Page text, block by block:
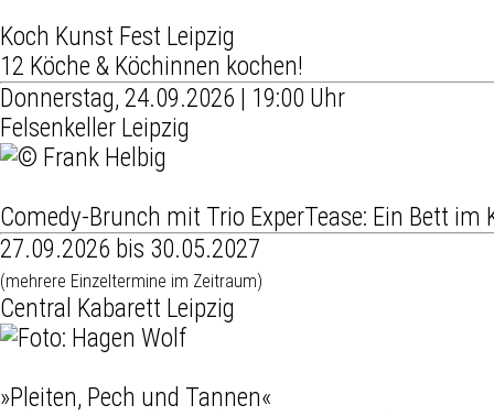
Koch Kunst Fest Leipzig
12 Köche & Köchinnen kochen!
Donnerstag, 24.09.2026 | 19:00 Uhr
Felsenkeller Leipzig
Comedy-Brunch mit Trio ExperTease: Ein Bett im
27.09.2026 bis 30.05.2027
(mehrere Einzeltermine im Zeitraum)
Central Kabarett Leipzig
»Pleiten, Pech und Tannen«